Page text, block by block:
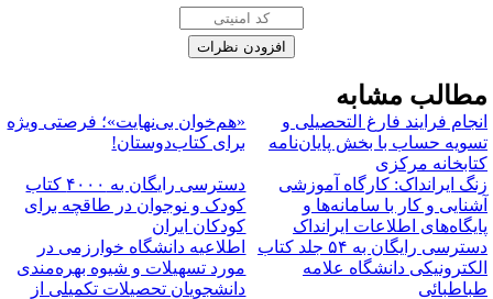
مشابه
فرایند فارغ ‌التحصیلی و
حساب با بخش پایان‌نامه
مرکزی
«هم‌خوان بی‌نهایت»؛ فرصتی ویژه
برای کتاب‌دوستان!
ایرانداک: کارگاه آموزشی
و کار با سامانه‌ها و
اطلاعات ایرانداک
دسترسی رایگان به ۴۰۰۰ کتاب
کودک و نوجوان در طاقچه برای
کودکان ایران
دسترسی رایگان به ۵۴ جلد کتاب
دانشگاه علامه
اطلاعیه دانشگاه خوارزمی در
مورد تسهیلات و شیوه بهره‌مندی
دانشجویان تحصیلات تکمیلی از